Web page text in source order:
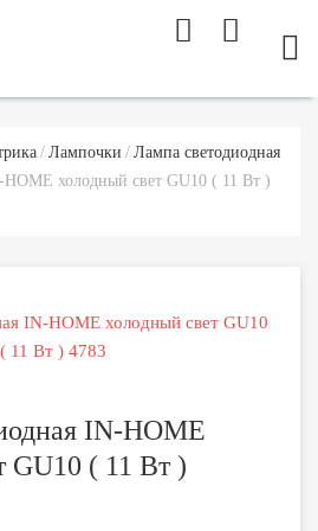
Лампочки
Лампа светодиодная
холодный свет GU10 ( 11 Вт )
IN-HOME
GU10 ( 11 Вт )